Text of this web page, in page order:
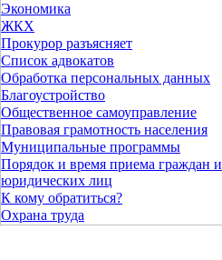
Экономика
ЖКХ
Прокурор разъясняет
Список адвокатов
Обработка персональных данных
Благоустройство
Общественное самоуправление
Правовая грамотность населения
Муниципальные программы
Порядок и время приема граждан и
юридических лиц
К кому обратиться?
Охрана труда